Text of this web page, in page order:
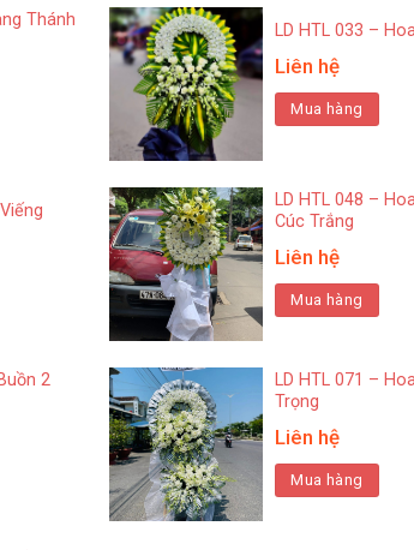
Thánh
LD HTL 033 –
Liên hệ
Mua hàng
LD HTL 048 –
Cúc Trắng
Liên hệ
Mua hàng
2
LD HTL 071 –
Trọng
Liên hệ
Mua hàng